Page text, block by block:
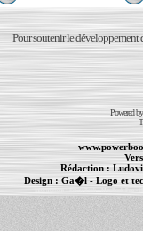
Pour soutenir le développement
Powered
Rédaction :
Design : Ga�l- Logo et